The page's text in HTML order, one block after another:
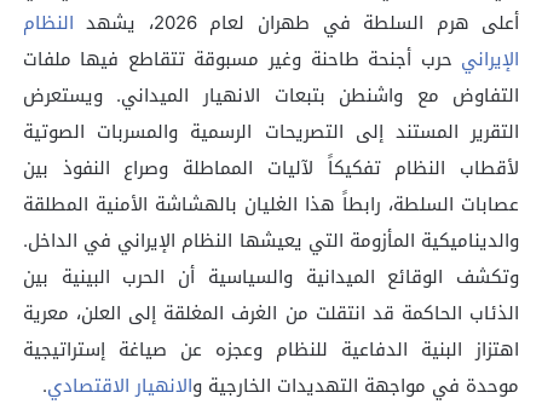
أعلى هرم السلطة في طهران لعام 2026، يشهد
النظام
الإيراني حرب أجنحة طاحنة وغير مسبوقة تتقاطع فيها ملفات
التفاوض مع واشنطن بتبعات الانهيار الميداني. ويستعرض
التقرير المستند إلى التصريحات الرسمية والمسربات الصوتية
لأقطاب النظام تفكيكاً لآليات المماطلة وصراع النفوذ بين
عصابات السلطة، رابطاً هذا الغليان بالهشاشة الأمنية المطلقة
والديناميكية المأزومة التي يعيشها النظام الإيراني في الداخل.
وتكشف الوقائع الميدانية والسياسية أن الحرب البينية بين
الذئاب الحاكمة قد انتقلت من الغرف المغلقة إلى العلن، معرية
اهتزاز البنية الدفاعية للنظام وعجزه عن صياغة إستراتيجية
موحدة في مواجهة التهديدات الخارجية والانهيار الاقتصادي.